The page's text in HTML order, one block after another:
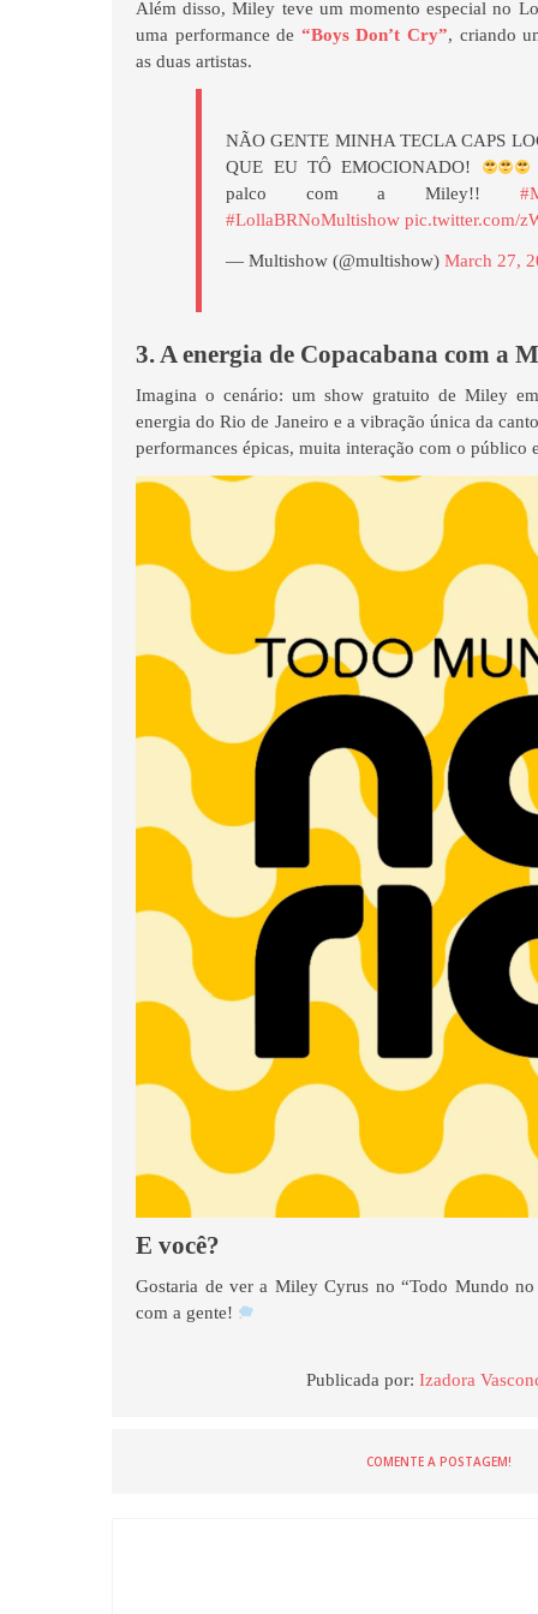
Além disso, Miley teve um momento especial no
uma performance de “Boys Don’t Cry”, criando
as duas artistas.
NÃO GENTE MINHA TECLA CAPS
QUE EU TÔ EMOCIONADO!
palco com a Miley!!
#LollaBRNoMultishow pic.twitter.com/
— Multishow (@multishow)March 27,
3. A energia de Copacabana com a
Imagina o cenário: um show gratuito de Miley
energia do Rio de Janeiro e a vibração única da
performances épicas, muita interação com o público
E você?
Gostaria de ver a Miley Cyrus no “Todo Mundo
com a gente!
Publicada por: Izadora
COMENTE A POSTAGEM!